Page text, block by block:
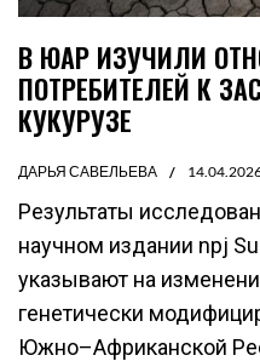
В ЮАР ИЗУЧИЛИ
ПОТРЕБИТЕЛЕЙ К
КУКУРУЗЕ
ДАРЬЯ САВЕЛЬЕВА
Результаты
научном издании npj
указывают на
генетически
Южно–Африканской